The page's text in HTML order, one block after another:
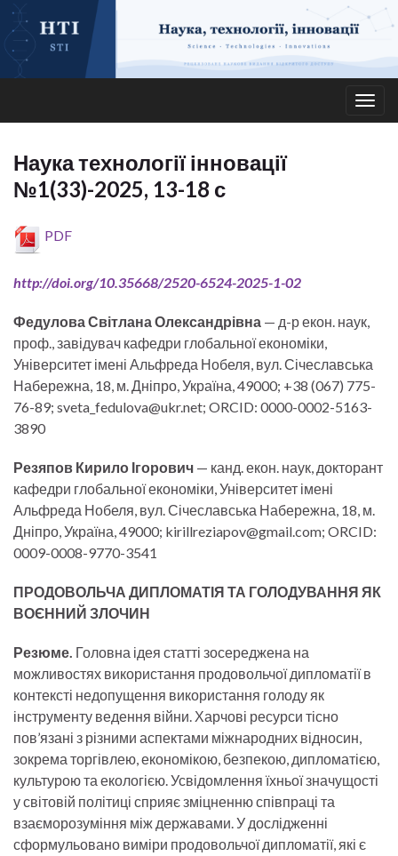
Наука технології інновації
№1(33)-2025, 13-18 с
PDF
http://doi.org/10.35668/2520-6524-2025-1-02
Федулова Світлана Олександрівна — д-р екон. наук,
проф., завідувач кафедри глобальної економіки,
Університет імені Альфреда Нобеля, вул. Січеславська
Набережна, 18, м. Дніпро, Україна, 49000; +38 (067) 775-
76-89; sveta_fedulova@ukr.net; ORCID: 0000-0002-5163-
3890
Резяпов Кирило Ігорович — канд. екон. наук, докторант
кафедри глобальної економіки, Університет імені
Альфреда Нобеля, вул. Січеславська Набережна, 18, м.
Дніпро, Україна, 49000; kirillreziapov@gmail.com; ORCID:
0009-0008-9770-3541
ПРОДОВОЛЬЧА ДИПЛОМАТІЯ ТА ГОЛОДУВАННЯ ЯК
ВОЄННИЙ ЗЛОЧИН
Резюме. Головна ідея статті зосереджена на
можливостях використання продовольчої дипломатії в
контексті недопущення використання голоду як
інструменту ведення війни. Харчові ресурси тісно
пов’язані з різними аспектами міжнародних відносин,
зокрема торгівлею, економікою, безпекою, дипломатією,
культурою та екологією. Усвідомлення їхньої значущості
у світовій політиці сприяє зміцненню співпраці та
взаєморозуміння між державами. У дослідженні
сформульовано виміри продовольчої дипломатії, які є